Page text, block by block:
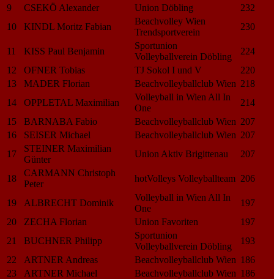
9
CSEKÖ Alexander Union Döbling
232
10
KINDL Moritz Fabian
Beachvolley Wien
Trendsportverein
230
11 KISS Paul Benjamin
Sportunion
Volleyballverein Döbling
224
12
OFNER Tobias TJ Sokol I und V
220
13
MADER Florian Beachvolleyballclub Wien 218
14
OPPLETAL Maximilian
Volleyball in Wien All In
One
214
15
BARNABA Fabio Beachvolleyballclub Wien 207
16
SEISER Michael Beachvolleyballclub Wien 207
17
STEINER Maximilian
Günter
Union Aktiv Brigittenau 207
18
CARMANN Christoph
Peter
hotVolleys Volleyballteam 206
19 ALBRECHT Dominik
Volleyball in Wien All In
One
197
20
ZECHA Florian Union Favoriten
197
21
BUCHNER Philipp
Sportunion
Volleyballverein Döbling
193
22
ARTNER Andreas Beachvolleyballclub Wien 186
23
ARTNER Michael Beachvolleyballclub Wien 186